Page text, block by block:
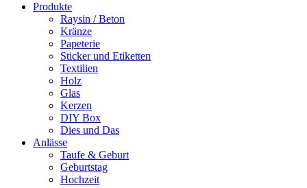
Produkte
Raysin / Beton
Kränze
Papeterie
Sticker und Etiketten
Textilien
Holz
Glas
Kerzen
DIY Box
Dies und Das
Anlässe
Taufe & Geburt
Geburtstag
Hochzeit